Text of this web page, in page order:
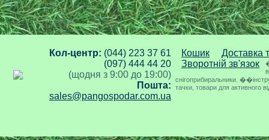
Кол-центр: (044) 223 37 61
(097) 444 44 20
(щодня з 9:00 до 19:00)
Пошта:
sales@pangospodar.com.ua
Кошик
Доставка
Зворотній зв'язок
снігоприбиральники.
тачки, товари для активного